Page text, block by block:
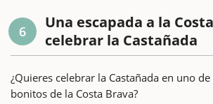
6
Una escapada a la
celebrar la Castañada
¿Quieres celebrar la Castañada en uno
bonitos de la Costa Brava?